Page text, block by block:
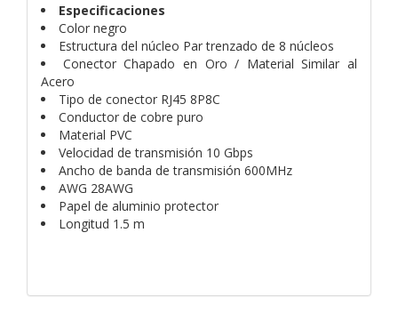
Especificaciones
Color negro
Estructura del núcleo Par trenzado de 8 núcleos
Conector Chapado en Oro / Material Similar al
Acero
Tipo de conector RJ45 8P8C
Conductor de cobre puro
Material PVC
Velocidad de transmisión 10 Gbps
Ancho de banda de transmisión 600MHz
AWG 28AWG
Papel de aluminio protector
Longitud 1.5 m